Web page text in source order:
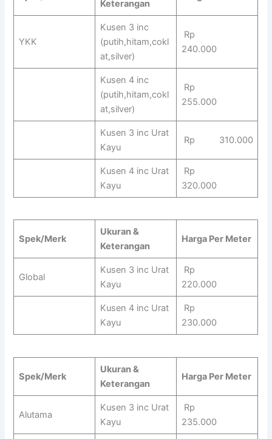
Keterangan
YKK
Kusen 3 inc
(putih,hitam,cokl
at,silver)
Rp
240.000
Kusen 4 inc
(putih,hitam,cokl
at,silver)
Rp
255.000
Kusen 3 inc Urat
Kayu
Rp 310.000
Kusen 4 inc Urat
Kayu
Rp
320.000
Spek/Merk
Ukuran &
Keterangan
Harga Per Meter
Global
Kusen 3 inc Urat
Kayu
Rp
220.000
Kusen 4 inc Urat
Kayu
Rp
230.000
Spek/Merk
Ukuran &
Keterangan
Harga Per Meter
Alutama
Kusen 3 inc Urat
Kayu
Rp
235.000